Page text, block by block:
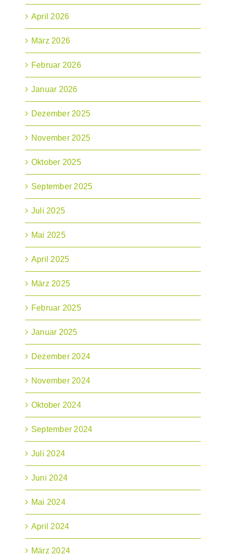
April 2026
März 2026
Februar 2026
Januar 2026
Dezember 2025
November 2025
Oktober 2025
September 2025
Juli 2025
Mai 2025
April 2025
März 2025
Februar 2025
Januar 2025
Dezember 2024
November 2024
Oktober 2024
September 2024
Juli 2024
Juni 2024
Mai 2024
April 2024
März 2024